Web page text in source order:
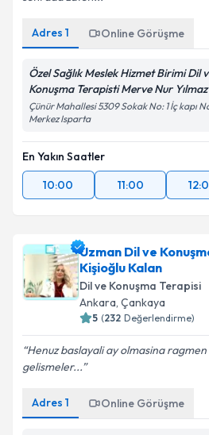
Adres 1 Online Görüşme
Özel Sağlık Meslek Hizmet Birimi Dil
Konuşma Terapisti Merve Nur Yılmaz
Çünür Mahallesi 5309 Sokak No: 1 İç kapı
Merkez Isparta
En Yakın Saatler
10:00
11:00
Uzman Dil ve
Kişioğlu Kalan
Dil ve Konuşma Terapisi
Ankara, Çankaya
5 (232 Değerlendirme)
Henuz baslayali ay olmasina ragmen
gelismeler...
Adres 1 Online Görüşme